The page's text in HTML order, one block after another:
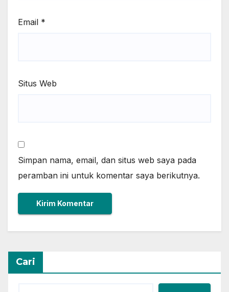
Email *
Situs Web
Simpan nama, email, dan situs web saya pada
peramban ini untuk komentar saya berikutnya.
Cari